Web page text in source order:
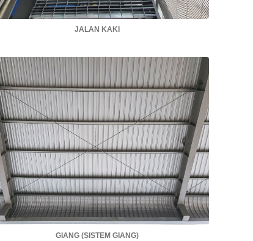
JALAN KAKI
GIANG (SISTEM GIANG)